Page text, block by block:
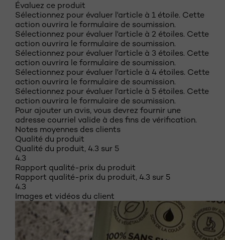
Évaluez ce produit
Sélectionnez pour évaluer l'article à 1 étoile. Cette
action ouvrira le formulaire de soumission.
Sélectionnez pour évaluer l'article à 2 étoiles. Cette
action ouvrira le formulaire de soumission.
Sélectionnez pour évaluer l'article à 3 étoiles. Cette
action ouvrira le formulaire de soumission.
Sélectionnez pour évaluer l'article à 4 étoiles. Cette
action ouvrira le formulaire de soumission.
Sélectionnez pour évaluer l'article à 5 étoiles. Cette
action ouvrira le formulaire de soumission.
Pour ajouter un avis, vous devrez fournir une
adresse courriel valide à des fins de vérification.
Notes moyennes des clients
Qualité du produit
Qualité du produit, 4.3 sur 5
4.3
Rapport qualité-prix du produit
Rapport qualité-prix du produit, 4.3 sur 5
4.3
Images et vidéos du client